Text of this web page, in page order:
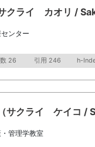
クライ カオリ /
ンター
26 引用 246 h-
サクライ ケイコ /
管理学教室